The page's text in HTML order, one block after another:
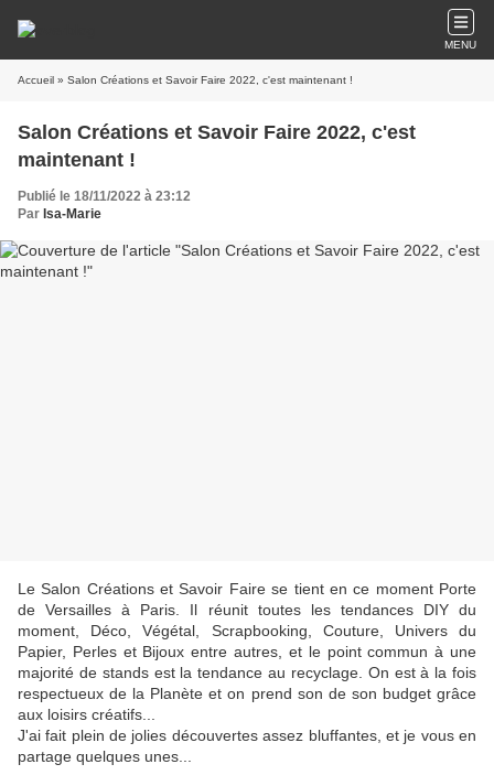
MENU
Accueil » Salon Créations et Savoir Faire 2022, c'est maintenant !
Salon Créations et Savoir Faire 2022, c'est
maintenant !
Publié le 18/11/2022 à 23:12
Par Isa-Marie
Le Salon Créations et Savoir Faire se tient en ce moment Porte
de Versailles à Paris. Il réunit toutes les tendances DIY du
moment, Déco, Végétal, Scrapbooking, Couture, Univers du
Papier, Perles et Bijoux entre autres, et le point commun à une
majorité de stands est la tendance au recyclage. On est à la fois
respectueux de la Planète et on prend son de son budget grâce
aux loisirs créatifs...
J'ai fait plein de jolies découvertes assez bluffantes, et je vous en
partage quelques unes...